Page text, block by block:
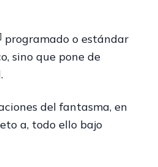
programado o estándar
sino que pone de
del fantasma, en
a, todo ello bajo